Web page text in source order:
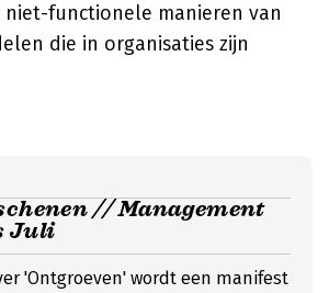
functionele manieren van
die in organisaties zijn
// Management
Juli
'Ontgroeven' wordt een manifest